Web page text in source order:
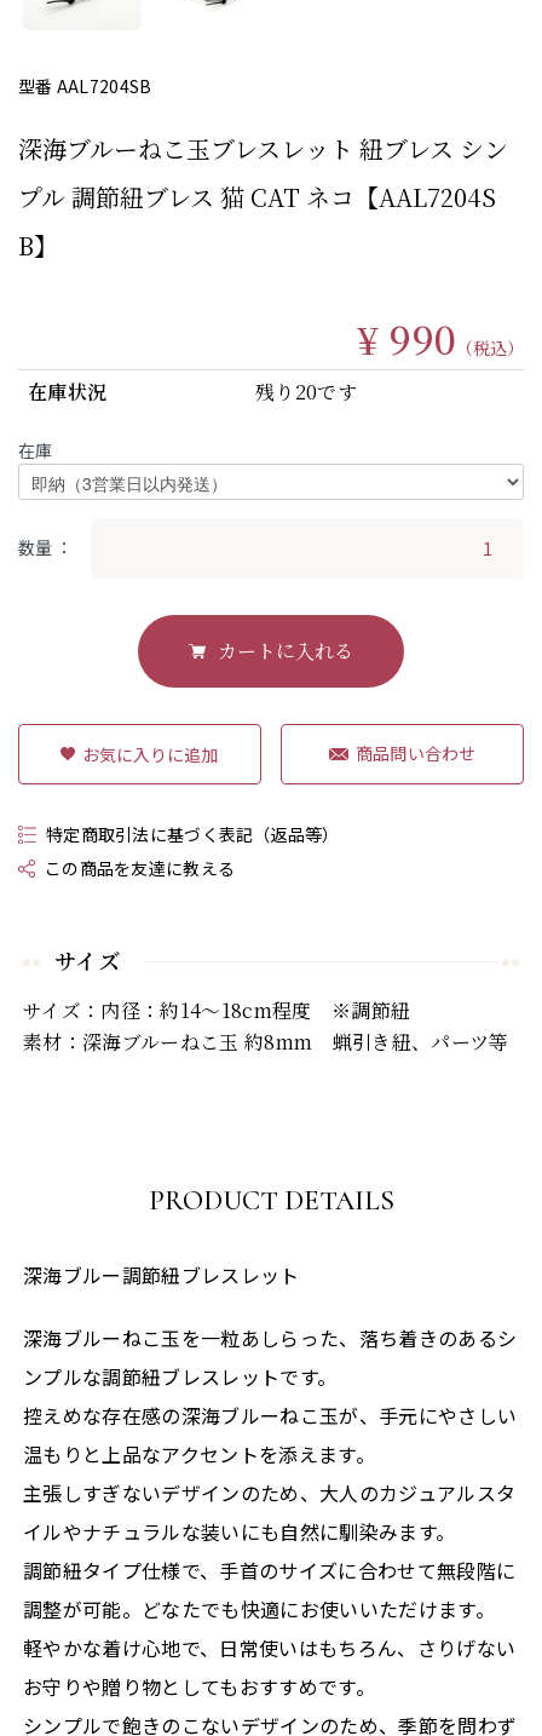
型番 AAL7204SB
深海ブルーねこ玉ブレスレット 紐ブレス シン
プル 調節紐ブレス 猫 CAT ネコ【AAL7204S
B】
¥ 990 （税込）
在庫状況 残り20です
在庫
数量
カートに入れる
商品問い合わせ
特定商取引法に基づく表記（返品等）
この商品を友達に教える
サイズ
サイズ：内径：約14～18cm程度 ※調節紐
素材：深海ブルーねこ玉 約8mm 蝋引き紐、パーツ等
PRODUCT DETAILS
深海ブルー調節紐ブレスレット
深海ブルーねこ玉を一粒あしらった、落ち着きのあるシ
ンプルな調節紐ブレスレットです。
控えめな存在感の深海ブルーねこ玉が、手元にやさしい
温もりと上品なアクセントを添えます。
主張しすぎないデザインのため、大人のカジュアルスタ
イルやナチュラルな装いにも自然に馴染みます。
調節紐タイプ仕様で、手首のサイズに合わせて無段階に
調整が可能。どなたでも快適にお使いいただけます。
軽やかな着け心地で、日常使いはもちろん、さりげない
お守りや贈り物としてもおすすめです。
シンプルで飽きのこないデザインのため、季節を問わず